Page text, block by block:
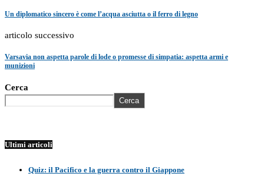
Un diplomatico sincero è come l’acqua asciutta o il ferro di legno
articolo successivo
Varsavia non aspetta parole di lode o promesse di simpatia: aspetta armi e
munizioni
Cerca
Cerca
Ultimi articoli
Quiz: il Pacifico e la guerra contro il Giappone